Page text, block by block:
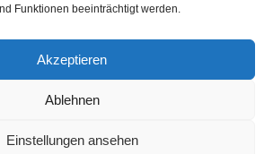
Funktionen beeinträchtigt werden.
Akzeptieren
Ablehnen
Einstellungen ansehen